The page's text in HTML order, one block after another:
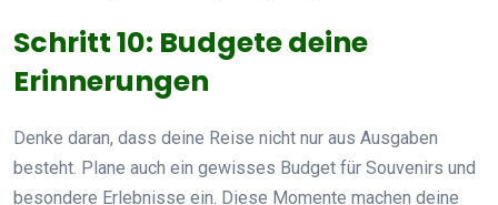
Schritt 10: Budgete deine
Erinnerungen
Denke daran, dass deine Reise nicht nur aus Ausgaben
besteht. Plane auch ein gewisses Budget für Souvenirs und
besondere Erlebnisse ein. Diese Momente machen deine